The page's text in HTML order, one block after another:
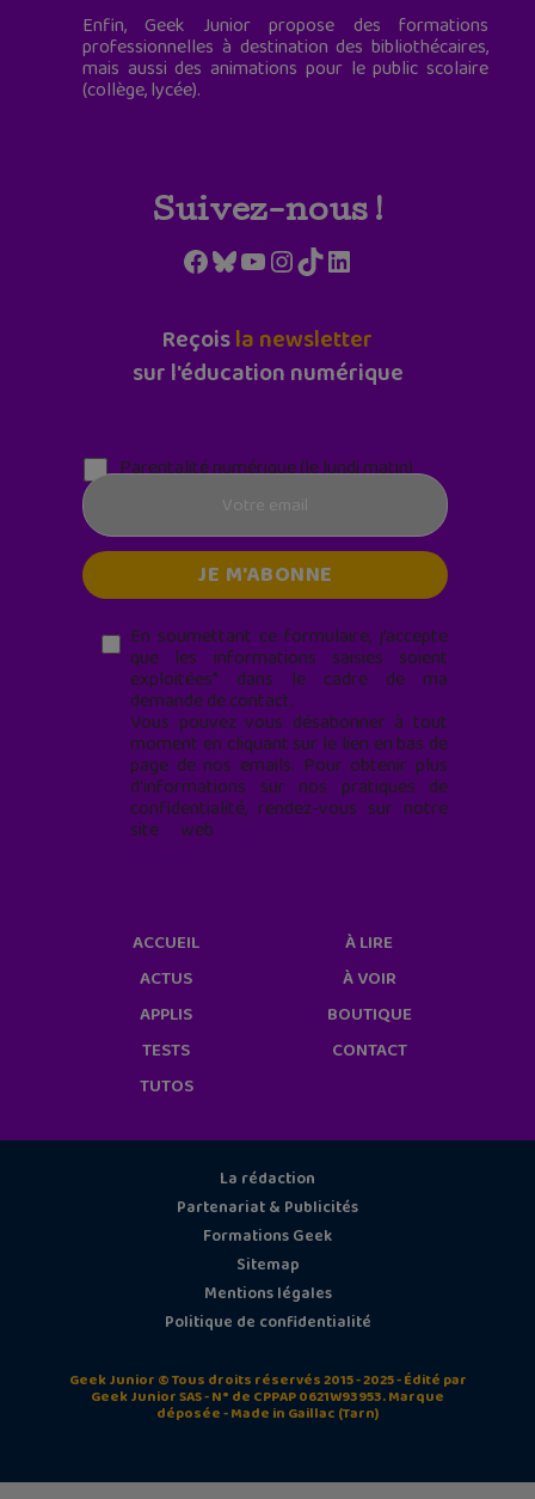
Enfin, Geek Junior propose des formations
professionnelles à destination des bibliothécaires,
mais aussi des animations pour le public scolaire
(collège, lycée).
Suivez-nous !
Facebook
Bluesky
YouTube
Instagram
TikTokLinkedIn
Reçoisla newsletter
sur l'éducation numérique
Parentalité numérique (le lundi matin)
En soumettant ce formulaire, j’accepte
que les informations saisies soient
exploitées* dans le cadre de ma
demande de contact.
Vous pouvez vous désabonner à tout
moment en cliquant sur le lien en bas de
page de nos emails. Pour obtenir plus
d'informations sur nos pratiques de
confidentialité, rendez-vous sur notre
site web
ACCUEIL
ACTUS
APPLIS
TESTS
TUTOS
À LIRE
À VOIR
BOUTIQUE
CONTACT
La rédaction
Partenariat & Publicités
Formations Geek
Sitemap
Mentions légales
Politique de confidentialité
Geek Junior © Tous droits réservés 2015 - 2025 - Édité par
Geek Junior SAS - N° de CPPAP 0621W93953. Marque
déposée - Made in Gaillac (Tarn)